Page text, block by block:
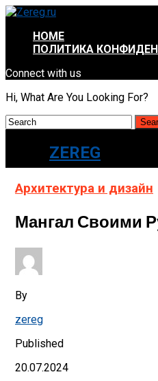
HOME
ПОЛИТИКА
Connect with us
Hi, What Are You Looking For?
ZEREG
Архитектура и дизайн
Мангал Своими
By
zereg
Published
20.07.2024